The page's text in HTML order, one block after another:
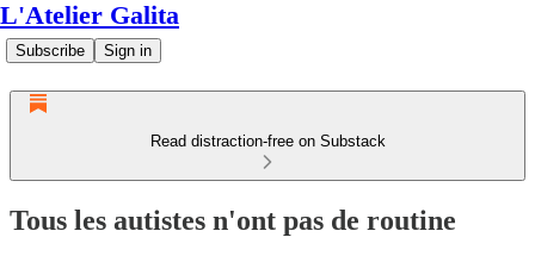
L'Atelier Galita
Subscribe Sign in
Read distraction-free on Substack
Tous les autistes n'ont pas de routine